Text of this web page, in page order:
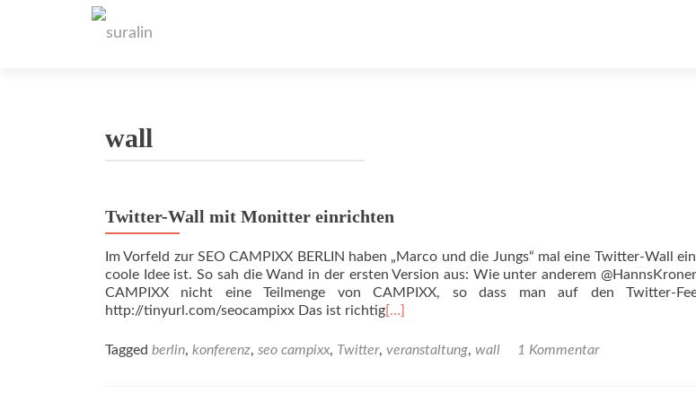
wall
Twitter-Wall mit Monitter einrichten
Im Vorfeld zur SEO CAMPIXX BERLIN haben „Marco und die Jungs“ mal eine Twitter-Wall
coole Idee ist. So sah die Wand in der ersten Version aus: Wie unter anderem
CAMPIXX nicht eine Teilmenge von CAMPIXX, so dass man auf den Twitter-
http://tinyurl.com/seocampixx Das ist richtig […]
Tagged berlin, konferenz, seo campixx, Twitter, veranstaltung, wall 1 Kommentar